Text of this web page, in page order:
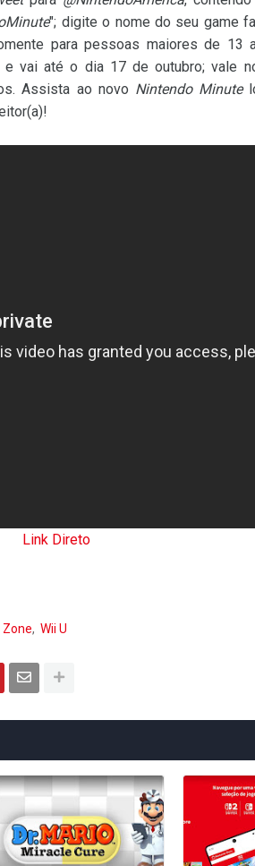
"; digite o nome do seu game
para pessoas maiores de 13
e vai até o dia 17 de outubro; vale
Assista ao novo Nintendo Minute
Link Direto
Zone Wii U